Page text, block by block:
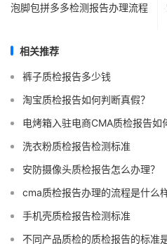
泡脚包拼多多检测报告办理流程
相关推荐
裤子质检报告多少钱
淘宝质检报告如何判断真假？
电烤箱入驻电商CMA质检报告如
洗衣粉质检报告检测标准
安防摄像头质检报告怎么办理？
cma质检报告办理的流程是什么
手机壳质检报告检测标准
不同产品质检的质检报告的标准